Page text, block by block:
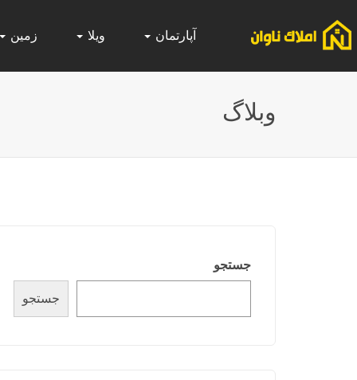
آپارتمان ویلا زمین
وبلاگ
جستجو
جستجو